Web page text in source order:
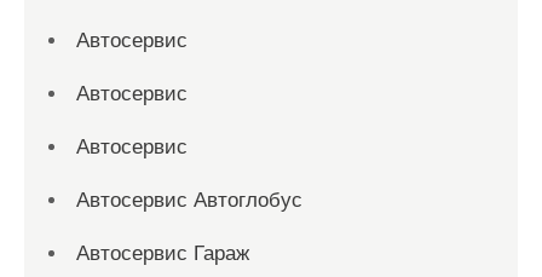
Автосервис
Автосервис
Автосервис
Автосервис Автоглобус
Автосервис Гараж